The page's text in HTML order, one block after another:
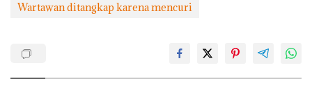
Wartawan ditangkap karena mencuri